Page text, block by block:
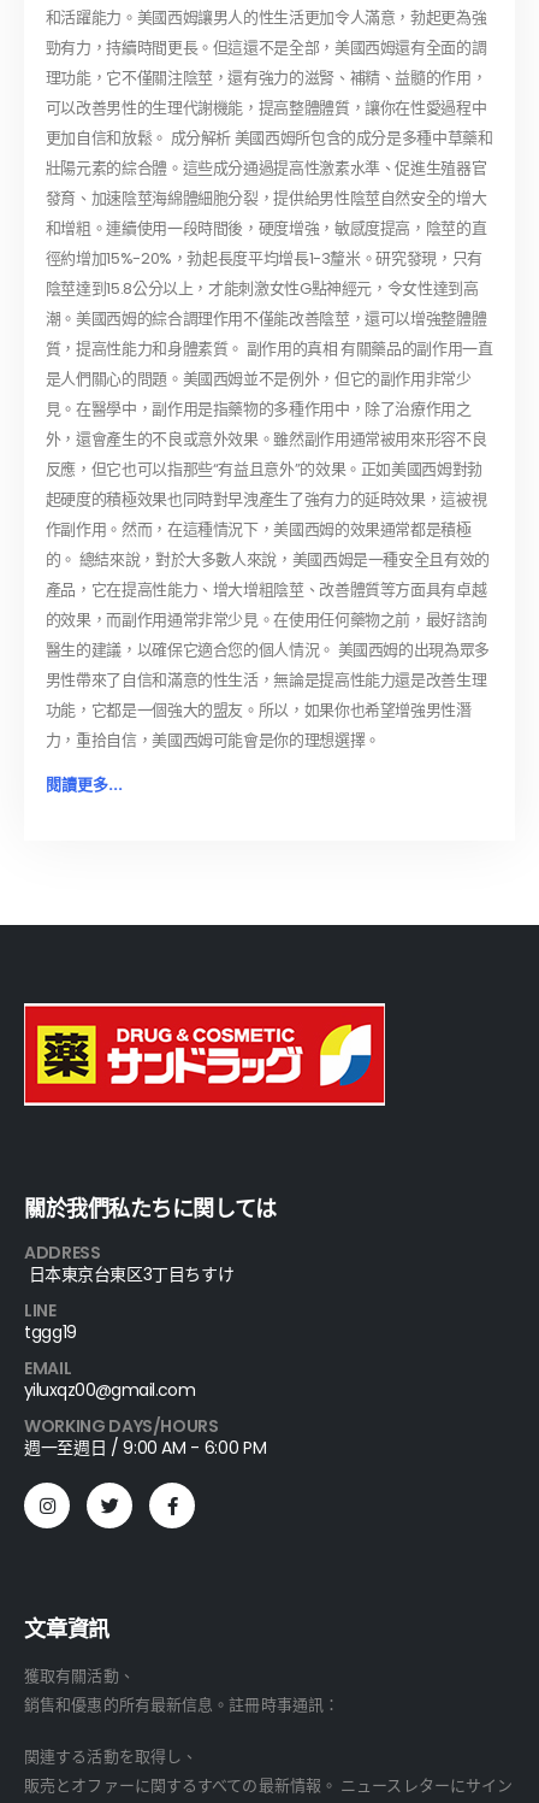
和活躍能力。美國西姆讓男人的性生活更加令人滿意，勃起更為強
勁有力，持續時間更長。但這還不是全部，美國西姆還有全面的調
理功能，它不僅關注陰莖，還有強力的滋腎、補精、益髓的作用，
可以改善男性的生理代謝機能，提高整體體質，讓你在性愛過程中
更加自信和放鬆。 成分解析 美國西姆所包含的成分是多種中草藥和
壯陽元素的綜合體。這些成分通過提高性激素水準、促進生殖器官
發育、加速陰莖海綿體細胞分裂，提供給男性陰莖自然安全的增大
和增粗。連續使用一段時間後，硬度增強，敏感度提高，陰莖的直
徑約增加15%-20%，勃起長度平均增長1-3釐米。研究發現，只有
陰莖達到15.8公分以上，才能刺激女性G點神經元，令女性達到高
潮。美國西姆的綜合調理作用不僅能改善陰莖，還可以增強整體體
質，提高性能力和身體素質。 副作用的真相 有關藥品的副作用一直
是人們關心的問題。美國西姆並不是例外，但它的副作用非常少
見。在醫學中，副作用是指藥物的多種作用中，除了治療作用之
外，還會產生的不良或意外效果。雖然副作用通常被用來形容不良
反應，但它也可以指那些“有益且意外”的效果。正如美國西姆對勃
起硬度的積極效果也同時對早洩產生了強有力的延時效果，這被視
作副作用。然而，在這種情況下，美國西姆的效果通常都是積極
的。 總結來說，對於大多數人來說，美國西姆是一種安全且有效的
產品，它在提高性能力、增大增粗陰莖、改善體質等方面具有卓越
的效果，而副作用通常非常少見。在使用任何藥物之前，最好諮詢
醫生的建議，以確保它適合您的個人情況。 美國西姆的出現為眾多
男性帶來了自信和滿意的性生活，無論是提高性能力還是改善生理
功能，它都是一個強大的盟友。所以，如果你也希望增強男性潛
力，重拾自信，美國西姆可能會是你的理想選擇。
閱讀更多...
關於我們私たちに関しては
ADDRESS
日本東京台東区3丁目ちすけ
LINE
tggg19
EMAIL
yiluxqz00@gmail.com
WORKING DAYS/HOURS
週一至週日 / 9:00 AM - 6:00 PM
文章資訊
獲取有關活動、
銷售和優惠的所有最新信息。註冊時事通訊：
関連する活動を取得し、
販売とオファーに関するすべての最新情報。 ニュースレターにサイン